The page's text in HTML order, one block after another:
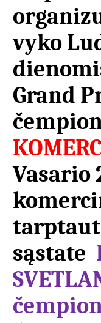
vyko
Grand
Vasario
sąstate